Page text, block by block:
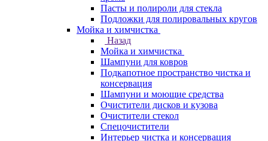
Пасты и полироли для стекла
Подложки для полировальных кругов
Мойка и химчистка
Назад
Мойка и химчистка
Шампуни для ковров
Подкапотное пространство чистка и
консервация
Шампуни и моющие средства
Очистители дисков и кузова
Очистители стекол
Спецочистители
Интерьер чистка и консервация